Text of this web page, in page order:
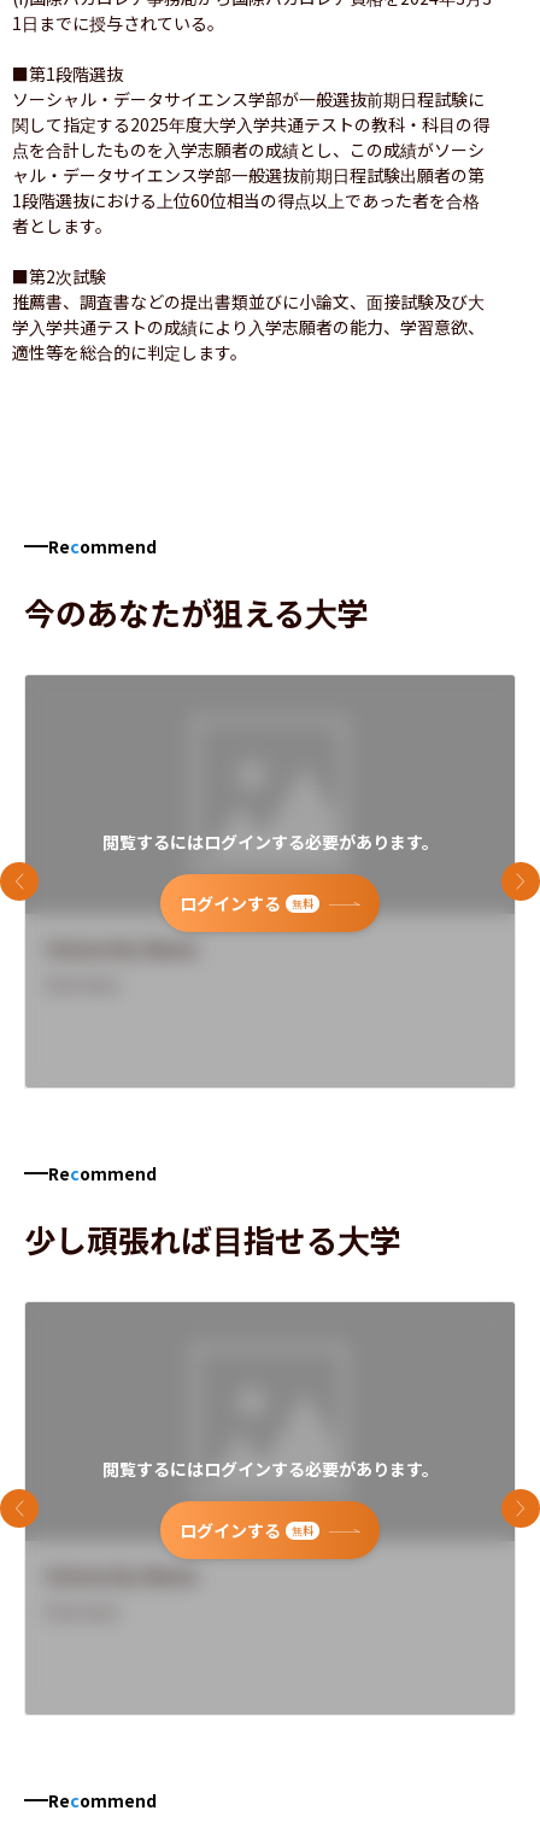
1日までに授与されている。
■第1段階選抜
ソーシャル・データサイエンス学部が一般選抜前期日程試験に
関して指定する2025年度大学入学共通テストの教科・科目の得
点を合計したものを入学志願者の成績とし、この成績がソーシ
ャル・データサイエンス学部一般選抜前期日程試験出願者の第
1段階選抜における上位60位相当の得点以上であった者を合格
者とします。
■第2次試験
推薦書、調査書などの提出書類並びに小論文、面接試験及び大
学入学共通テストの成績により入学志願者の能力、学習意欲、
適性等を総合的に判定します。
Recommend
今のあなたが狙える大学
閲覧するにはログインする必要があります。
ログインする 無料
前のスライド 次
Recommend
少し頑張れば目指せる大学
閲覧するにはログインする必要があります。
ログインする 無料
前のスライド 次
Recommend